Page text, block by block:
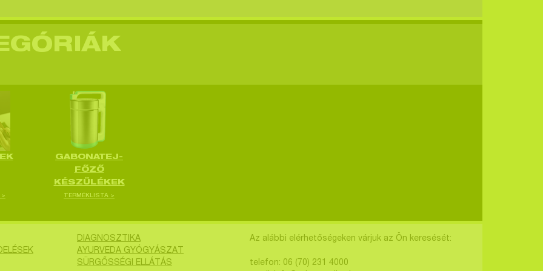
>
GABONATEJ-
FŐZŐ
KÉSZÜLÉKEK
TERMÉKLISTA >
DIAGNOSZTIKA
AYURVEDA GYÓGYÁSZAT
SÜRGŐSSÉGI ELLÁTÁS
Az alábbi elérhetőségeken várjuk az Ön keresését:
telefon: 06 (70) 231 4000